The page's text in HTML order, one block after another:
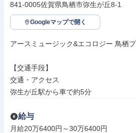
841-0005佐賀県鳥栖市弥生が丘8-1
Googleマップで開く
アースミュージック&エコロジー 鳥栖
【交通手段】
交通・アクセス
弥生が丘駅から車で約5分
給与
月給20万6400円～30万6400円